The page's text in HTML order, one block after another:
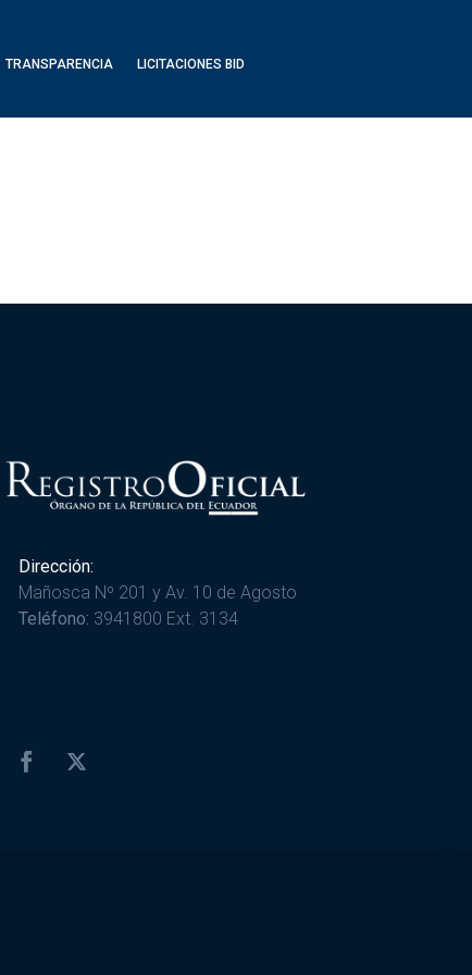
TRANSPARENCIA LICITACIONES BID
Dirección:
Mañosca Nº 201 y Av. 10 de Agosto
Teléfono: 3941800 Ext. 3134